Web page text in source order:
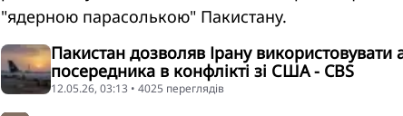
"ядерною парасолькою" Пакистану.
Пакистан дозволяв Ірану
посередника в конфлікті зі США - CBS
12.05.26, 03:13 • 4025 переглядiв